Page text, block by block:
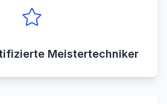
Meistertechniker